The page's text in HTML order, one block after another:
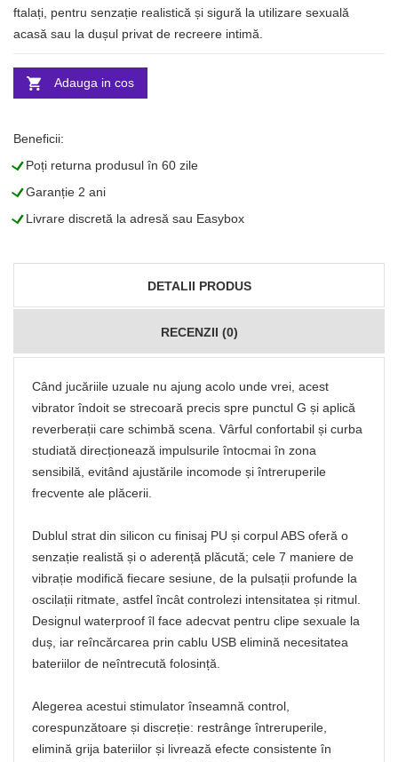
ftalați, pentru senzație realistică și sigură la utilizare sexuală
acasă sau la dușul privat de recreere intimă.
Adauga in cos
Beneficii:
LPoți returna produsul în 60 zile
LGaranție 2 ani
LLivrare discretă la adresă sau Easybox
DETALII PRODUS
RECENZII (0)
Când jucăriile uzuale nu ajung acolo unde vrei, acest
vibrator îndoit se strecoară precis spre punctul G și aplică
reverberații care schimbă scena. Vârful confortabil și curba
studiată direcționează impulsurile întocmai în zona
sensibilă, evitând ajustările incomode și întreruperile
frecvente ale plăcerii.
Dublul strat din silicon cu finisaj PU și corpul ABS oferă o
senzație realistă și o aderență plăcută; cele 7 maniere de
vibrație modifică fiecare sesiune, de la pulsații profunde la
oscilații ritmate, astfel încât controlezi intensitatea și ritmul.
Designul waterproof îl face adecvat pentru clipe sexuale la
duș, iar reîncărcarea prin cablu USB elimină necesitatea
bateriilor de neîntrecută folosință.
Alegerea acestui stimulator înseamnă control,
corespunzătoare și discreție: restrânge întreruperile,
elimină grija bateriilor și livrează efecte consistente în